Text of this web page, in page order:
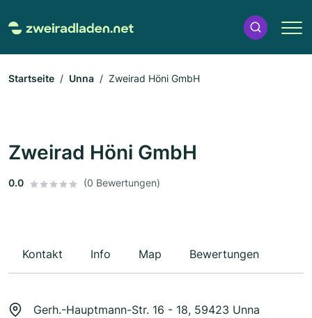
Startseite Unna Zweirad Höni GmbH
Zweirad Höni GmbH
0.0 (0 Bewertungen)
Kontakt Info Map Bewertungen
Gerh.-Hauptmann-Str. 16 - 18, 59423 Unna